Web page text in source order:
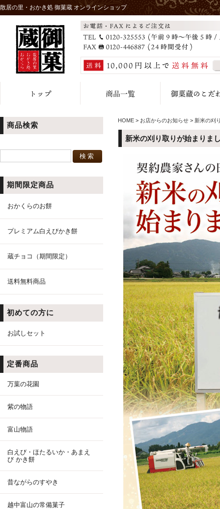
散居の里・おかき処 御菓蔵 オンラインショップ
商品検索
期間限定商品
おかくらのお餅
プレミアム白えびかき餅
蔵チョコ（期間限定）
送料無料商品
初めての方に
お試しセット
定番商品
万葉の花園
紫の物語
富山物語
白えび・ほたるいか・あまえ
び かき餅
昔ながらのすやき
越中富山の常備菓子
HOME > お店からのお知らせ > 新米の刈
新米の刈り取りが始まりま